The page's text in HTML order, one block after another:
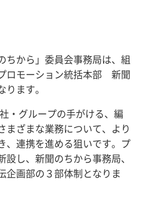
ちから」委員会事務局は、組
ロモーション統括本部 新聞
ります。
・グループの手がける、編
まざまな業務について、より
、連携を進める狙いです。プ
し、新聞のちから事務局、
企画部の３部体制となりま